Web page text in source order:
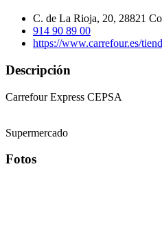
C. de La Rioja, 20, 28821
914 90 89 00
https://www.carrefour.es/
Descripción
Carrefour Express CEPSA
Supermercado
Fotos